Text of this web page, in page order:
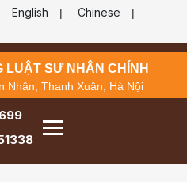
English | Chinese |
LUẬT SƯ NHÂN CHÍNH
Nhân, Thanh Xuân, Hà Nội